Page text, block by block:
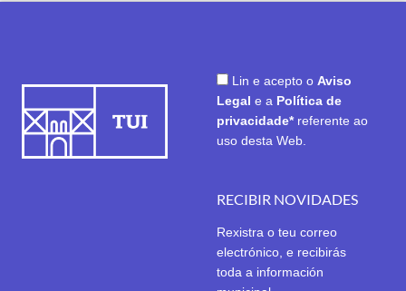
Lin e acepto o Aviso
Legal e a Política de
privacidade* referente ao
uso desta Web.
RECIBIR NOVIDADES
Rexistra o teu correo
electrónico, e recibirás
toda a información